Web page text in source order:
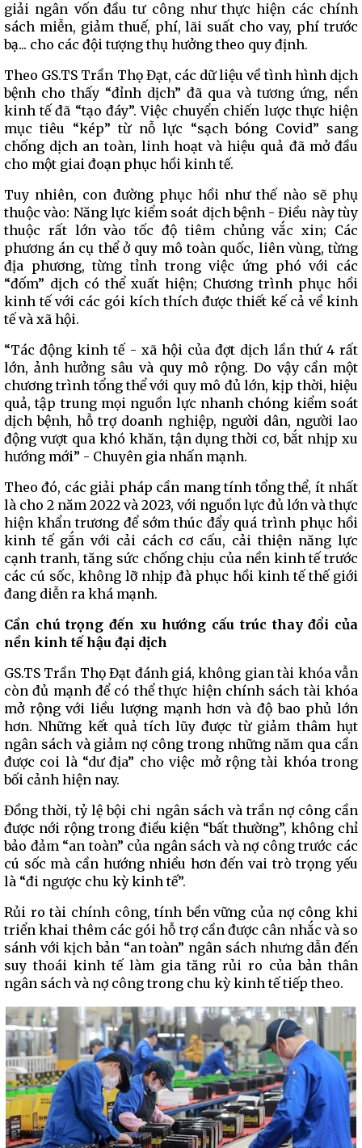
giải ngân vốn đầu tư công như thực hiện các chính
sách miễn, giảm thuế, phí, lãi suất cho vay, phí trước
bạ... cho các đội tượng thụ hưởng theo quy định.
Theo GS.TS Trần Thọ Đạt, các dữ liệu về tình hình dịch
bệnh cho thấy “đỉnh dịch” đã qua và tương ứng, nền
kinh tế đã “tạo đáy”. Việc chuyển chiến lược thực hiện
mục tiêu “kép” từ nỗ lực “sạch bóng Covid” sang
chống dịch an toàn, linh hoạt và hiệu quả đã mở đầu
cho một giai đoạn phục hồi kinh tế.
Tuy nhiên, con đường phục hồi như thế nào sẽ phụ
thuộc vào: Năng lực kiểm soát dịch bệnh - Điều này tùy
thuộc rất lớn vào tốc độ tiêm chủng vắc xin; Các
phương án cụ thể ở quy mô toàn quốc, liên vùng, từng
địa phương, từng tỉnh trong việc ứng phó với các
“đốm” dịch có thể xuất hiện; Chương trình phục hồi
kinh tế với các gói kích thích được thiết kế cả về kinh
tế và xã hội.
“Tác động kinh tế - xã hội của đợt dịch lần thứ 4 rất
lớn, ảnh hưởng sâu và quy mô rộng. Do vậy cần một
chương trình tổng thể với quy mô đủ lớn, kịp thời, hiệu
quả, tập trung mọi nguồn lực nhanh chóng kiểm soát
dịch bệnh, hỗ trợ doanh nghiệp, người dân, người lao
động vượt qua khó khăn, tận dụng thời cơ, bắt nhịp xu
hướng mới” - Chuyên gia nhấn mạnh.
Theo đó, các giải pháp cần mang tính tổng thể, ít nhất
là cho 2 năm 2022 và 2023, với nguồn lực đủ lớn và thực
hiện khẩn trương để sớm thúc đẩy quá trình phục hồi
kinh tế gắn với cải cách cơ cấu, cải thiện năng lực
cạnh tranh, tăng sức chống chịu của nền kinh tế trước
các cú sốc, không lỡ nhịp đà phục hồi kinh tế thế giới
đang diễn ra khá mạnh.
Cần chú trọng đến xu hướng cấu trúc thay đổi của
nền kinh tế hậu đại dịch
GS.TS Trần Thọ Đạt đánh giá, không gian tài khóa vẫn
còn đủ mạnh để có thể thực hiện chính sách tài khóa
mở rộng với liều lượng mạnh hơn và độ bao phủ lớn
hơn. Những kết quả tích lũy được từ giảm thâm hụt
ngân sách và giảm nợ công trong những năm qua cần
được coi là “dư địa” cho việc mở rộng tài khóa trong
bối cảnh hiện nay.
Đồng thời, tỷ lệ bội chi ngân sách và trần nợ công cần
được nới rộng trong điều kiện “bất thường”, không chỉ
bảo đảm “an toàn” của ngân sách và nợ công trước các
cú sốc mà cần hướng nhiều hơn đến vai trò trọng yếu
là “đi ngược chu kỳ kinh tế”.
Rủi ro tài chính công, tính bền vững của nợ công khi
triển khai thêm các gói hỗ trợ cần được cân nhắc và so
sánh với kịch bản “an toàn” ngân sách nhưng dẫn đến
suy thoái kinh tế làm gia tăng rủi ro của bản thân
ngân sách và nợ công trong chu kỳ kinh tế tiếp theo.